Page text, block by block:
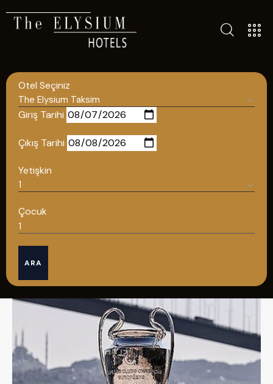
Otel Seçiniz
Giriş Tarihi
Çıkış Tarihi
Yetişkin
Çocuk
ARA
ALL HOTELS
POLICIES
TÜRKÇE
English